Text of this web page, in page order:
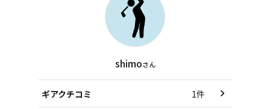
shimoさん
ギアクチコミ 1件